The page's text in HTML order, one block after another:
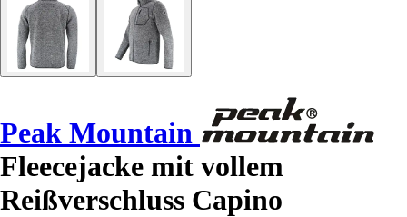
Peak Mountain
Fleecejacke mit vollem
Reißverschluss Capino